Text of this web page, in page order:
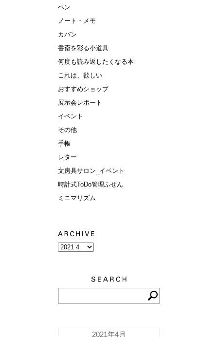
ペン
ノート・メモ
カバン
書斎を彩る小道具
何度も読み返したくなる本
これは、欲しい
おすすめショップ
展示会レポート
イベント
その他
手帳
レター
文房具サロン_イベント
時計式ToDo管理ふせん
ミニマリズム
2021年4月